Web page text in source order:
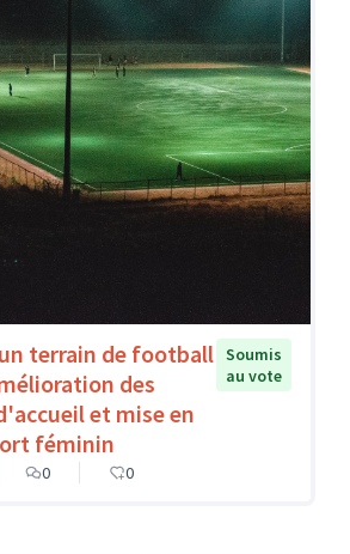
terrain de football
des
et mise en
féminin
Soumis
au vote
0 0